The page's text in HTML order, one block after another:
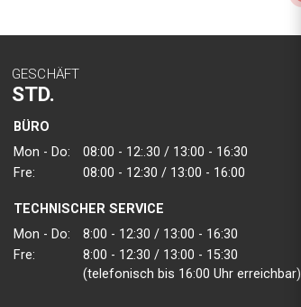
GESCHÄFT
STD.
BÜRO
Mon - Do:
08:00 - 12:.30 / 13:00 - 16:30
Fre:
08:00 - 12:30 / 13:00 - 16:00
TECHNISCHER SERVICE
Mon - Do:
8:00 - 12:30 / 13:00 - 16:30
Fre:
8:00 - 12:30 / 13:00 - 15:30
(telefonisch bis 16:00 Uhr erreichbar)